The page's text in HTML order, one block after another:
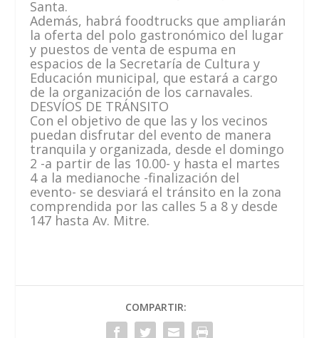
Santa.
Además, habrá foodtrucks que ampliarán
la oferta del polo gastronómico del lugar
y puestos de venta de espuma en
espacios de la Secretaría de Cultura y
Educación municipal, que estará a cargo
de la organización de los carnavales.
DESVÍOS DE TRÁNSITO
Con el objetivo de que las y los vecinos
puedan disfrutar del evento de manera
tranquila y organizada, desde el domingo
2 -a partir de las 10.00- y hasta el martes
4 a la medianoche -finalización del
evento- se desviará el tránsito en la zona
comprendida por las calles 5 a 8 y desde
147 hasta Av. Mitre.
COMPARTIR: